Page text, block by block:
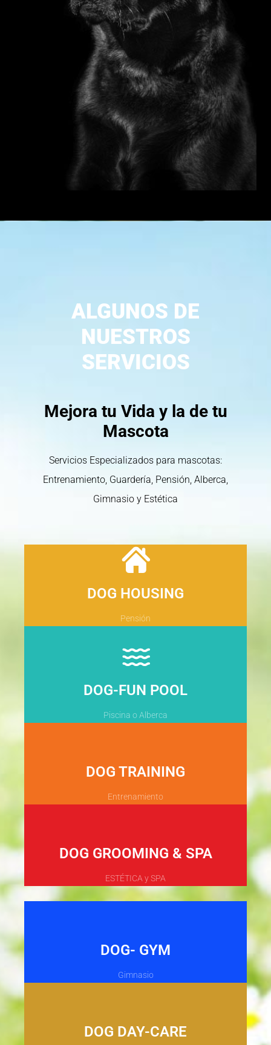
ALGUNOS DE
NUESTROS
SERVICIOS
Mejora tu Vida y la de tu
Mascota
Servicios Especializados para mascotas:
Entrenamiento, Guardería, Pensión, Alberca,
Gimnasio y Estética
DOG HOUSING
Pensión
DOG-FUN POOL
Piscina o Alberca
DOG TRAINING
Entrenamiento
DOG GROOMING & SPA
ESTÉTICA y SPA
DOG- GYM
Gimnasio
DOG DAY-CARE